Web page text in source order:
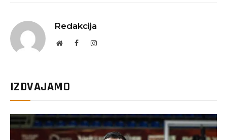
Redakcija
WebsiteFacebookInstagram
IZDVAJAMO